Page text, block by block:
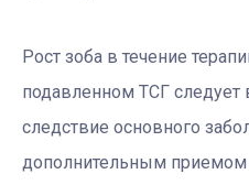
Рост зоба в течение
подавленном ТСГ следует
следствие основного
дополнительным